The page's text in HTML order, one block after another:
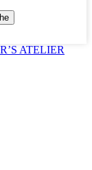
ATELIER